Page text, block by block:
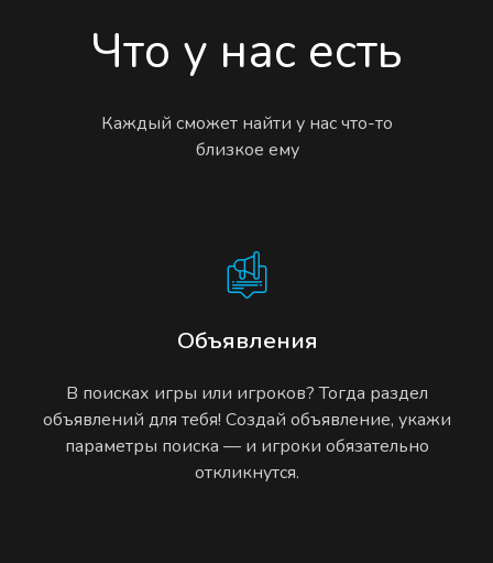
Что у нас есть
Каждый сможет найти у нас что-то
близкое ему
Объявления
В поисках игры или игроков? Тогда раздел
объявлений для тебя! Создай объявление, укажи
параметры поиска — и игроки обязательно
откликнутся.